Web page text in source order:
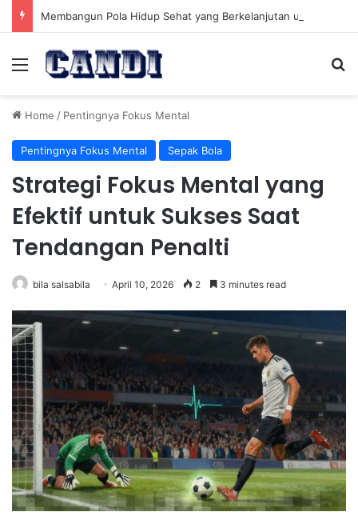
Menu
Home / Pentingnya Fokus Mental
Pentingnya Fokus Mental Sepak Bola
Strategi Fokus Mental yang
Efektif untuk Sukses Saat
Tendangan Penalti
bila salsabila April 10, 2026 2 3 minutes read